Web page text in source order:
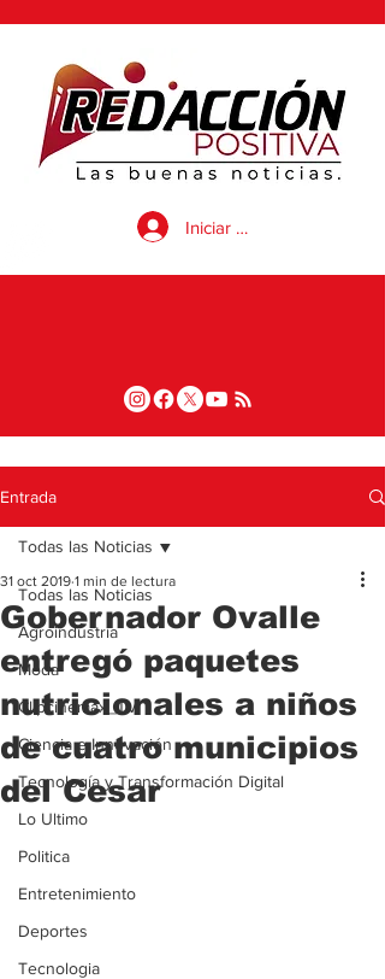
Iniciar sesión
Entrada
Todas las Noticias
Agroindustria
Moda
Clipcinemax_TV
Ciencia e Innovación
Tecnología y Transformación Digital
Lo Ultimo
Politica
Entretenimiento
Deportes
Tecnologia
Todas las Noticias
Gobernador Ovalle
entregó paquetes
nutricionales a niños
de cuatro municipios
del Cesar
31 oct 2019 1 min de lectura